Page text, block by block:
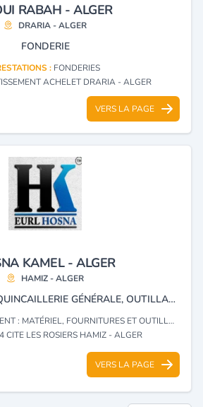
RABAH - ALGER
DRARIA - ALGER
FONDERIE
: FONDERIES
ACHELET DRARIA - ALGER
VERS LA PAGE
KAMEL - ALGER
HAMIZ - ALGER
VENTE EN GROS : QUINCAILLERIE GÉNÉRALE, OUTILLAGE PROFESSIONNEL, MATÉRIELS ET ÉQUIPEMENTS DE SOUDAGE ET DE BÂTIMENT. REPRÉSENTANT OFFICIEL : BOSCH, WORCRAFT, HYPERTHERM, LINCOLN, ACHILI, ADA, AKFIX, BELLOTA, VIRAX, SIRL ET SPERO.
: MATÉRIEL, FOURNITURES ET OUTILLAGE
CITE LES ROSIERS HAMIZ - ALGER
VERS LA PAGE